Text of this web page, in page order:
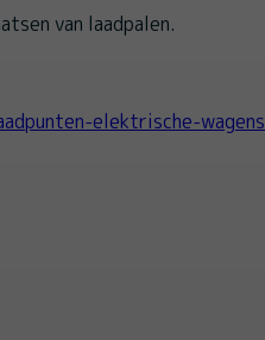
van laadpalen.
elektrische-wagens